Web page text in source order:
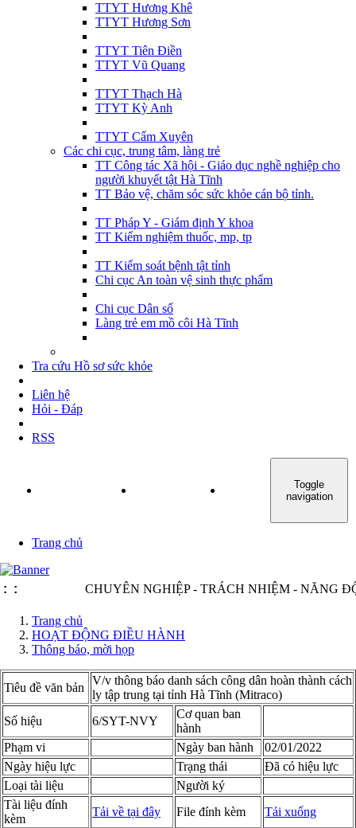
TTYT Hương Khê
TTYT Hương Sơn
TTYT Tiên Điền
TTYT Vũ Quang
TTYT Thạch Hà
TTYT Kỳ Anh
TTYT Cẩm Xuyên
Các chi cục, trung tâm, làng trẻ
TT Công tác Xã hội - Giáo dục nghề nghiệp cho
người khuyết tật Hà Tĩnh
TT Bảo vệ, chăm sóc sức khỏe cán bộ tỉnh.
TT Pháp Y - Giám định Y khoa
TT Kiểm nghiệm thuốc, mp, tp
TT Kiểm soát bệnh tật tỉnh
Chi cục An toàn vệ sinh thực phẩm
Chi cục Dân số
Làng trẻ em mồ côi Hà Tĩnh
Tra cứu Hồ sơ sức khỏe
Liên hệ
Hỏi - Đáp
RSS
TIN TỨC - SỰ KIỆN
Toggle
navigation
Trang chủ
: : CHUYÊN NGHIỆP - TRÁCH NHIỆM - NĂNG
Trang chủ
HOẠT ĐỘNG ĐIỀU HÀNH
Thông báo, mời họp
Tiêu đề văn bản
V/v thông báo danh sách công dân hoàn thành cách
ly tập trung tại tỉnh Hà Tĩnh (Mitraco)
Số hiệu
6/SYT-NVY
Cơ quan ban
hành
Phạm vi
Ngày ban hành
02/01/2022
Ngày hiệu lực
Trạng thái
Đã có hiệu lực
Loại tài liệu
Người ký
Tài liệu đính
kèm
Tải về tại đây File đính kèm
Tải xuống